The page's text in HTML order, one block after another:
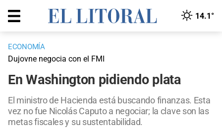
14.1°
ECONOMÍA
Dujovne negocia con el FMI
En Washington pidiendo plata
El ministro de Hacienda está buscando finanzas. Esta
vez no fue Nicolás Caputo a negociar; la clave son las
metas fiscales y su sustentabilidad.